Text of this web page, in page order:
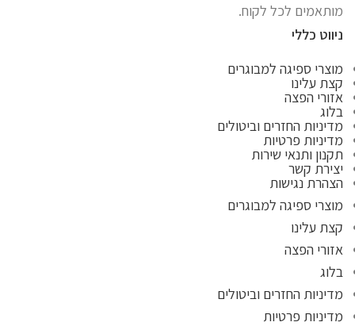
מותאמים לכל לקוח.
ניווט כללי
מוצרי ספיגה למבוגרים
קצת עלינו
אזורי הפצה
בלוג
מדיניות החזרים וביטולים
מדיניות פרטיות
תקנון ותנאי שירות
יצירת קשר
הצהרת נגישות
מוצרי ספיגה למבוגרים
קצת עלינו
אזורי הפצה
בלוג
מדיניות החזרים וביטולים
מדיניות פרטיות